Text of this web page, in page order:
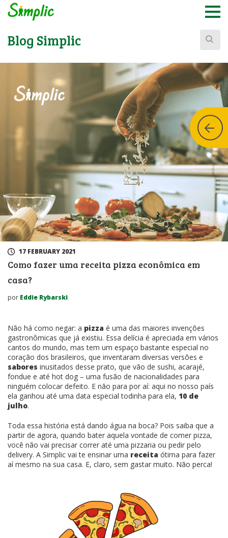
Blog Simplic
17 FEBRUARY 2021
Como fazer uma receita pizza econômica em
casa?
por Eddie Rybarski
Não há como negar: a pizza é uma das maiores invenções
gastronômicas que já existiu. Essa delícia é apreciada em vários
cantos do mundo, mas tem um espaço bastante especial no
coração dos brasileiros, que inventaram diversas versões e
sabores inusitados desse prato, que vão de sushi, acarajé,
fondue e até hot dog – uma fusão de nacionalidades para
ninguém colocar defeito. E não para por aí: aqui no nosso país
ela ganhou até uma data especial todinha para ela, 10 de
julho.
Toda essa história está dando água na boca? Pois saiba que a
partir de agora, quando bater aquela vontade de comer pizza,
você não vai precisar correr até uma pizzaria ou pedir pelo
delivery. A Simplic vai te ensinar uma receita ótima para fazer
aí mesmo na sua casa. E, claro, sem gastar muito. Não perca!
Buscar: